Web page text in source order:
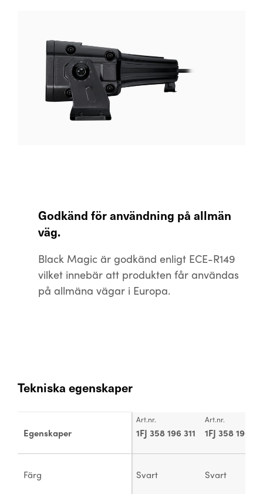
Godkänd för användning på allmän
väg.
Black Magic är godkänd enligt ECE-R149
vilket innebär att produkten får användas
på allmäna vägar i Europa.
Tekniska egenskaper
Egenskaper
Färg
Art.nr.
1FJ 358 196 311
Art.nr.
1FJ 358 196
Svart Svart